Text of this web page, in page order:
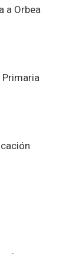
a Orbea